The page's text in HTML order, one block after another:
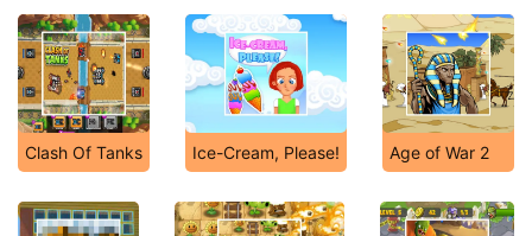
Clash Of Tanks Ice-Cream, Please! Age of War 2